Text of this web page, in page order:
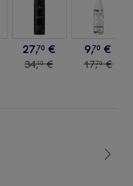
27,70 €
34,10 €
9,70 €
17,70 €